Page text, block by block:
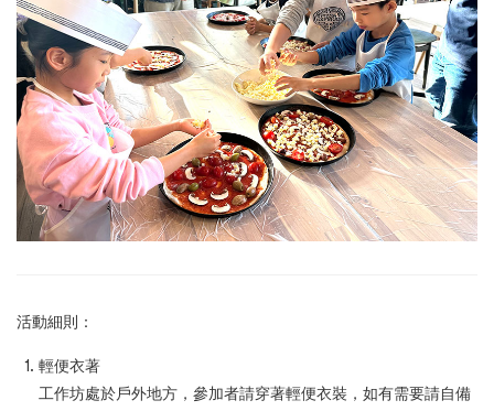
活動細則：
輕便衣著
工作坊處於戶外地方，參加者請穿著輕便衣裝，如有需要請自備